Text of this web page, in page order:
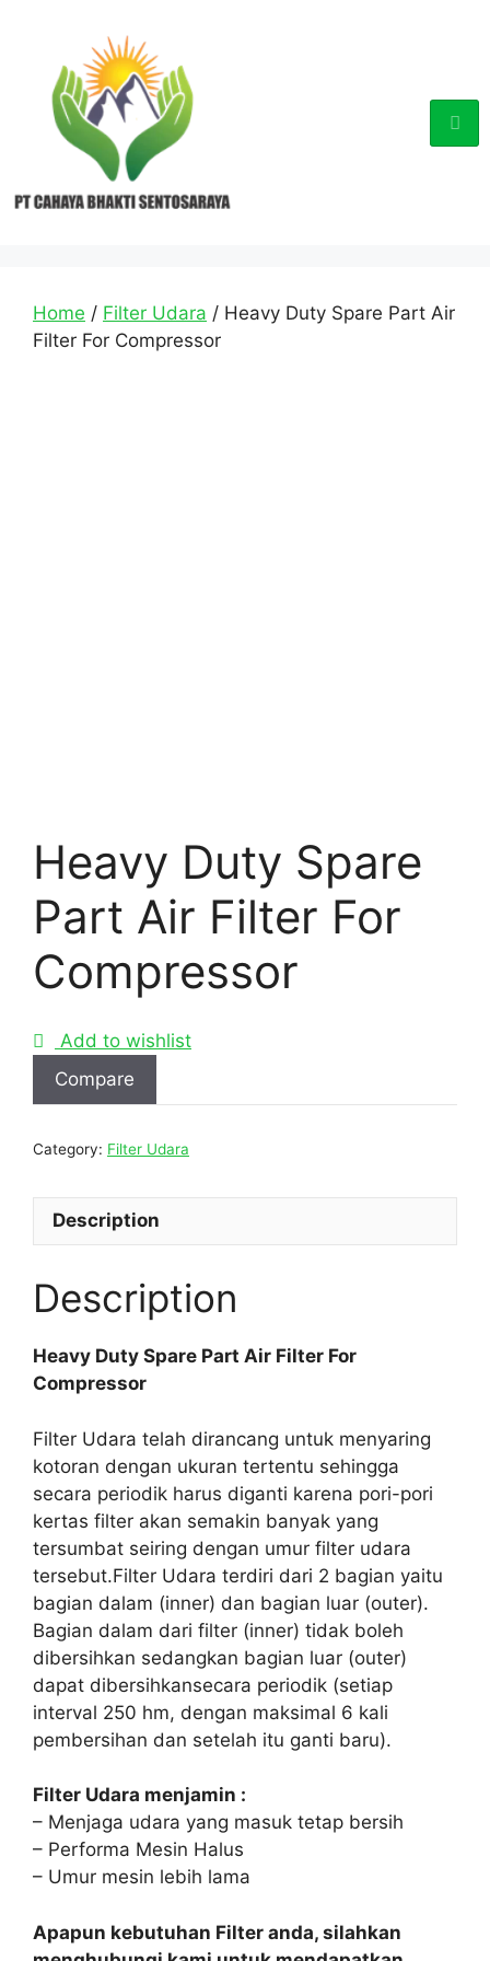
Home / Filter Udara / Heavy Duty Spare Part Air
Filter For Compressor
Heavy Duty Spare
Part Air Filter For
Compressor
Add to wishlist
Compare
Category: Filter Udara
Description
Description
Heavy Duty Spare Part Air Filter For
Compressor
Filter Udara telah dirancang untuk menyaring
kotoran dengan ukuran tertentu sehingga
secara periodik harus diganti karena pori-pori
kertas filter akan semakin banyak yang
tersumbat seiring dengan umur filter udara
tersebut.Filter Udara terdiri dari 2 bagian yaitu
bagian dalam (inner) dan bagian luar (outer).
Bagian dalam dari filter (inner) tidak boleh
dibersihkan sedangkan bagian luar (outer)
dapat dibersihkansecara periodik (setiap
interval 250 hm, dengan maksimal 6 kali
pembersihan dan setelah itu ganti baru).
Filter Udara menjamin :
– Menjaga udara yang masuk tetap bersih
– Performa Mesin Halus
– Umur mesin lebih lama
Apapun kebutuhan Filter anda, silahkan